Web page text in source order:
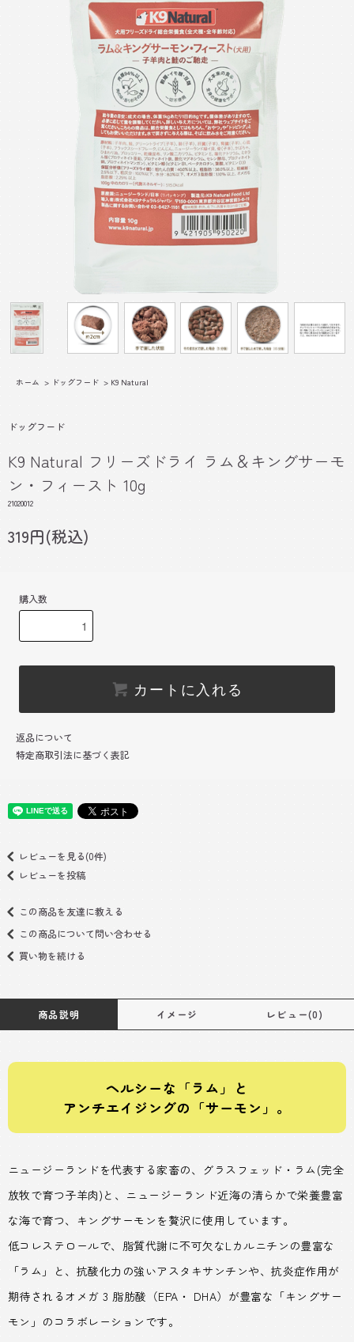
ホーム > ドッグフード > K9 Natural
ドッグフード
K9 Natural フリーズドライ ラム＆キングサーモ
ン・フィースト 10g
21020012
319円(税込)
購入数
カートに入れる
返品について
特定商取引法に基づく表記
レビューを見る(0件)
レビューを投稿
この商品を友達に教える
この商品について問い合わせる
買い物を続ける
商品説明 イメージ レビュー(0)
ヘルシーな「ラム」と
アンチエイジングの「サーモン」。
ニュージーランドを代表する家畜の、グラスフェッド・ラム(完全
放牧で育つ子羊肉)と、ニュージーランド近海の清らかで栄養豊富
な海で育つ、キングサーモンを贅沢に使用しています。
低コレステロールで、脂質代謝に不可欠なLカルニチンの豊富な
「ラム」と、抗酸化力の強いアスタキサンチンや、抗炎症作用が
期待されるオメガ 3 脂肪酸（EPA・ DHA）が豊富な「キングサー
モン」のコラボレーションです。